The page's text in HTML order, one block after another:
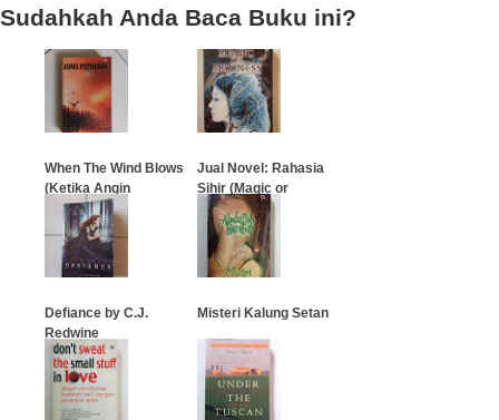
Sudahkah Anda Baca Buku ini?
When The Wind Blows
(Ketika Angin
Bertiup)
Jual Novel: Rahasia
Sihir (Magic or
Madness)
…
Defiance by C.J.
Redwine
…
Misteri Kalung Setan